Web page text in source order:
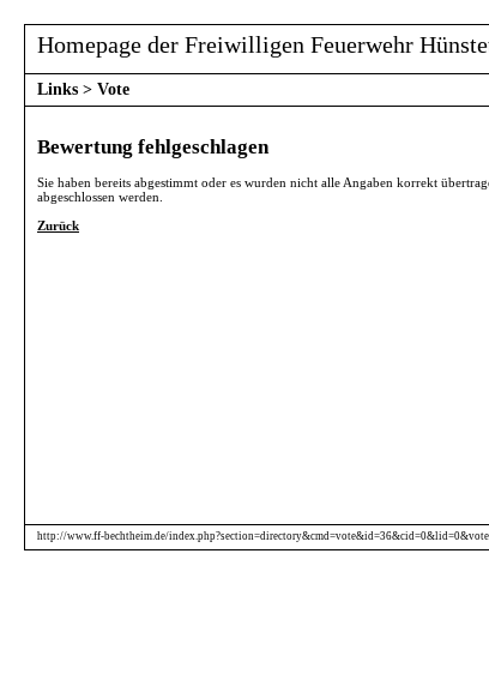
Homepage der Freiwilligen Feuerwehr
Links > Vote
Bewertung fehlgeschlagen
Sie haben bereits abgestimmt oder es wurden nicht alle Angaben korrekt
abgeschlossen werden.
Zurück
http://www.ff-bechtheim.de/